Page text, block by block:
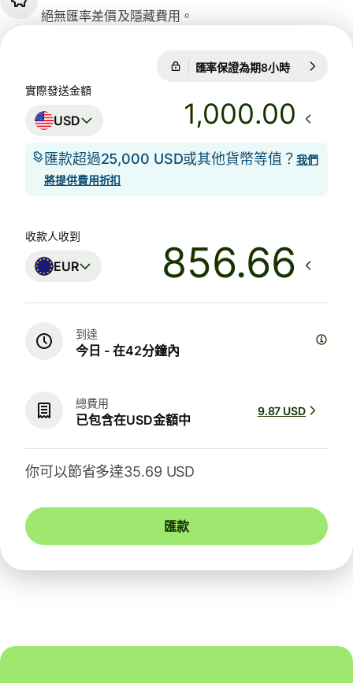
絕無匯率差價及隱藏費用。
匯率保證為期8小時
實際發送金額
USD .00
匯款超過25,000 USD或其他貨幣等值？ 我們
將提供費用折扣
收款人收到
EUR
到達
今日 - 在42分鐘內
總費用
已包含在USD金額中
9.87 USD
你可以節省多達35.69 USD
匯款